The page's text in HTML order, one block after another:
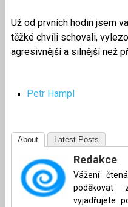
Už od prvních hodin jsem
těžké chvíli schovali,
agresivnější a silnější než
Petr Hampl
About Latest Posts
Redakce
Vážení
poděkovat
vyjadřujete